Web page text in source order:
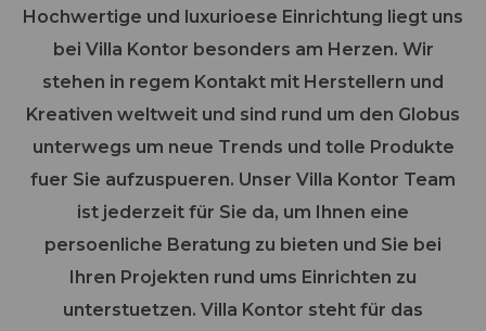
Hochwertige und luxurioese Einrichtung liegt uns
bei Villa Kontor besonders am Herzen. Wir
stehen in regem Kontakt mit Herstellern und
Kreativen weltweit und sind rund um den Globus
unterwegs um neue Trends und tolle Produkte
fuer Sie aufzuspueren. Unser Villa Kontor Team
ist jederzeit für Sie da, um Ihnen eine
persoenliche Beratung zu bieten und Sie bei
Ihren Projekten rund ums Einrichten zu
unterstuetzen. Villa Kontor steht für das